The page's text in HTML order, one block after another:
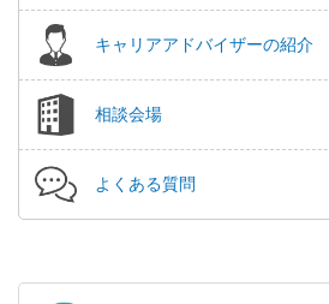
キャリアアドバイザーの紹介
相談会場
よくある質問